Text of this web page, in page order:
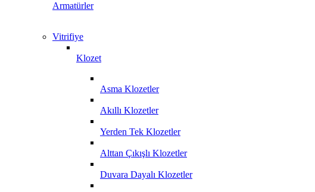
Armatürler
Vitrifiye
Klozet
Asma Klozetler
Akıllı Klozetler
Yerden Tek Klozetler
Alttan Çıkışlı Klozetler
Duvara Dayalı Klozetler